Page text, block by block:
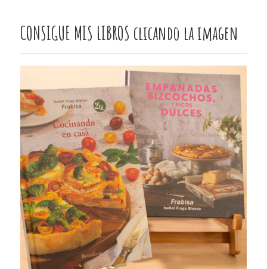
CONSIGUE MIS LIBROS clicando la imagen